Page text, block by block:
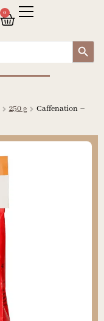
0
Search Button
250 g
Caffenation –